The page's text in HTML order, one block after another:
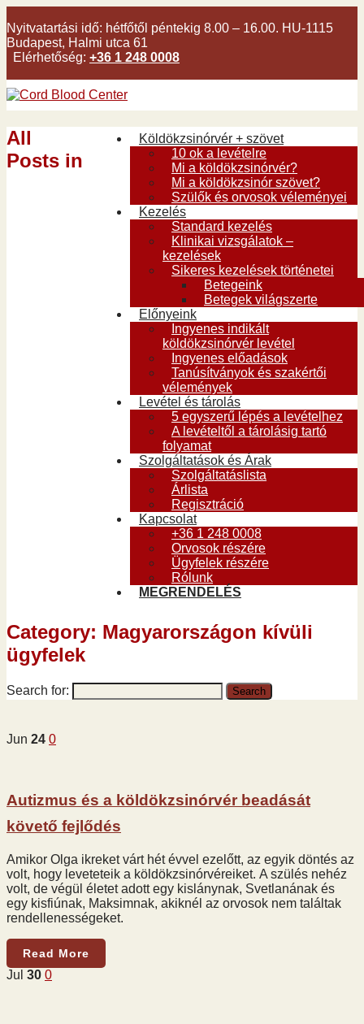
Nyitvatartási idő: hétfőtől péntekig 8.00 – 16.00. HU-1115
Budapest, Halmi utca 61
Elérhetőség: +36 1 248 0008
Köldökzsinórvér + szövet
10 ok a levételre
Mi a köldökzsinórvér?
Mi a köldökzsinór szövet?
Szülők és orvosok véleményei
Kezelés
Standard kezelés
Klinikai vizsgálatok –
kezelések
Sikeres kezelések történetei
Betegeink
Betegek világszerte
Előnyeink
Ingyenes indikált
köldökzsinórvér levétel
Ingyenes előadások
Tanúsítványok és szakértői
vélemények
Levétel és tárolás
5 egyszerű lépés a levételhez
A levételtől a tárolásig tartó
folyamat
Szolgáltatások és Árak
Szolgáltatáslista
Árlista
Regisztráció
Kapcsolat
+36 1 248 0008
Orvosok részére
Ügyfelek részére
Rólunk
MEGRENDELÉS
All
Posts in
Category: Magyarországon kívüli
ügyfelek
Search for:
Jun 24 0
Autizmus és a köldökzsinórvér beadását
követő fejlődés
Amikor Olga ikreket várt hét évvel ezelőtt, az egyik döntés az
volt, hogy leveteteik a köldökzsinórvéreiket. A szülés nehéz
volt, de végül életet adott egy kislánynak, Svetlanának és
egy kisfiúnak, Maksimnak, akiknél az orvosok nem találtak
rendellenességeket.
Read More
Jul 30 0